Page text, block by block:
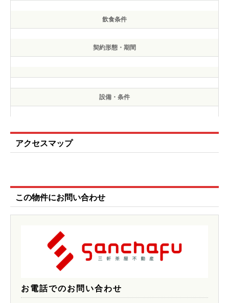
飲食条件
契約形態・期間
設備・条件
アクセスマップ
この物件にお問い合わせ
お電話でのお問い合わせ